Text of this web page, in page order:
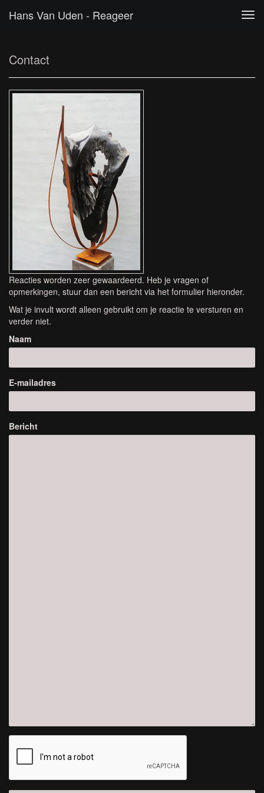
Hans Van Uden - Reageer
Contact
Reacties worden zeer gewaardeerd. Heb je vragen of
opmerkingen, stuur dan een bericht via het formulier hieronder.
Wat je invult wordt alleen gebruikt om je reactie te versturen en
verder niet.
Naam
E-mailadres
Bericht